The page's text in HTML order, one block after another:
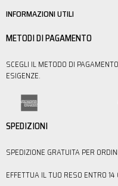
INFORMAZIONI UTILI
METODI DI PAGAMENTO
SCEGLI IL METODO DI
ESIGENZE.
SPEDIZIONI
SPEDIZIONE GRATUITA PER
EFFETTUA IL TUO RESO ENTRO